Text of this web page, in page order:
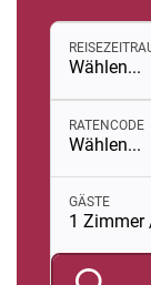
Wählen...
RATENCODE
Wählen...
GÄSTE
1 Zimmer